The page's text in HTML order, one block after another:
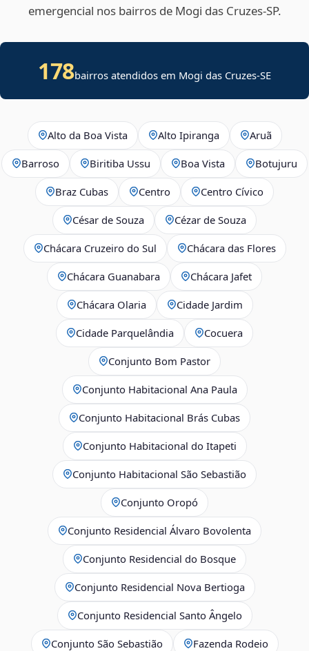
emergencial nos bairros de Mogi das Cruzes‑SP.
178bairros atendidos em Mogi das Cruzes-SE
Alto da Boa Vista Alto Ipiranga Aruã
Barroso Biritiba Ussu Boa Vista Botujuru
Braz Cubas Centro Centro Cívico
César de Souza Cézar de Souza
Chácara Cruzeiro do Sul Chácara das Flores
Chácara Guanabara Chácara Jafet
Chácara Olaria Cidade Jardim
Cidade Parquelândia Cocuera
Conjunto Bom Pastor
Conjunto Habitacional Ana Paula
Conjunto Habitacional Brás Cubas
Conjunto Habitacional do Itapeti
Conjunto Habitacional São Sebastião
Conjunto Oropó
Conjunto Residencial Álvaro Bovolenta
Conjunto Residencial do Bosque
Conjunto Residencial Nova Bertioga
Conjunto Residencial Santo Ângelo
Conjunto São Sebastião Fazenda Rodeio